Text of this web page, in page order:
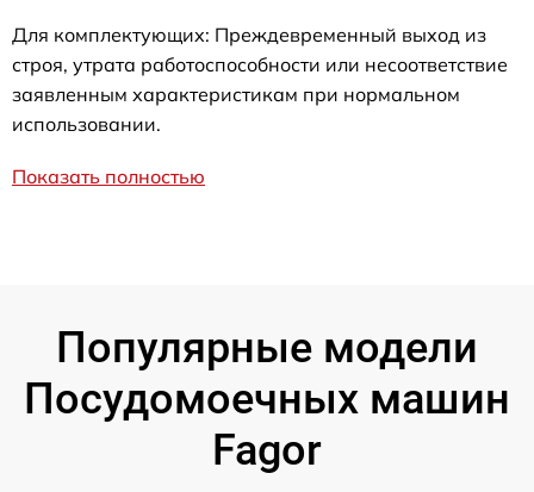
Для комплектующих: Преждевременный выход из
строя, утрата работоспособности или несоответствие
заявленным характеристикам при нормальном
использовании.
Показать полностью
Популярные модели
Посудомоечных машин
Fagor